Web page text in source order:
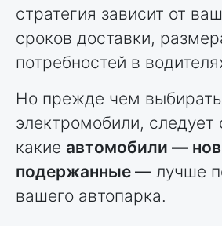
стратегия зависит от
сроков доставки,
потребностей в
Но прежде чем
электромобили, следует
какие автомобили —
подержанные — лучше
вашего автопарка.